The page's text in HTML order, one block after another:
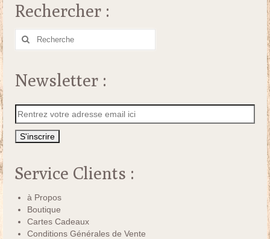
Rechercher :
Rechercher
Newsletter :
Service Clients :
à Propos
Boutique
Cartes Cadeaux
Conditions Générales de Vente